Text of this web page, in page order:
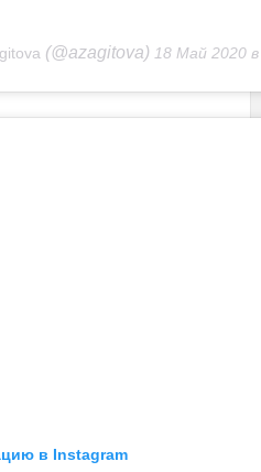
(@azagitova) 18 Май 2020 в 2:36
в Instagram